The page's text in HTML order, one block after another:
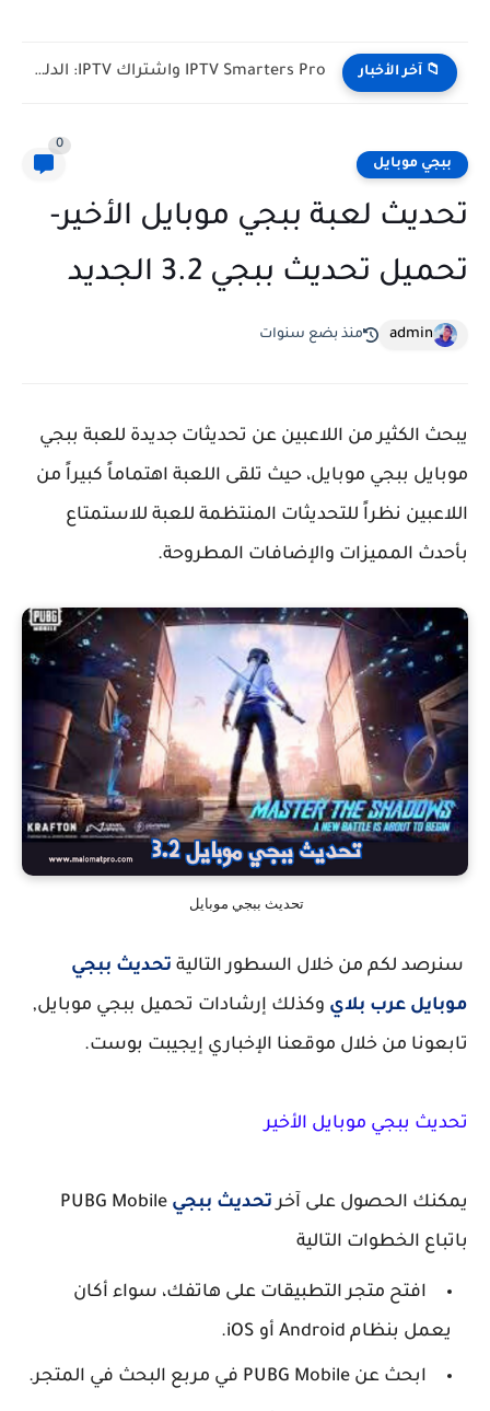
📁 آخر الأخبار IPTV Smarters Pro واشتراك IPTV: الدليل الشامل لفصل المشغل عن...
ببجي موبايل
0
تحديث لعبة ببجي موبايل الأخير-
تحميل تحديث ببجي 3.2 الجديد
admin منذ بضع سنوات
يبحث الكثير من اللاعبين عن تحديثات جديدة للعبة ببجي
موبايل ببجي موبايل، حيث تلقى اللعبة اهتماماً كبيراً من
اللاعبين نظراً للتحديثات المنتظمة للعبة للاستمتاع
بأحدث المميزات والإضافات المطروحة.
تحديث ببجي موبايل
سنرصد لكم من خلال السطور التالية تحديث ببجي
موبايل عرب بلاي وكذلك إرشادات تحميل ببجي موبايل,
تابعونا من خلال موقعنا الإخباري إيجيبت بوست.
تحديث ببجي موبايل الأخير
يمكنك الحصول على آخرتحديث ببجي PUBG Mobile
باتباع الخطوات التالية
افتح متجر التطبيقات على هاتفك، سواء أكان
يعمل بنظام Android أو iOS.
ابحث عن PUBG Mobile في مربع البحث في المتجر.